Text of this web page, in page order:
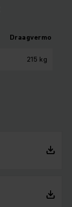
Draagvermogen
215 kg